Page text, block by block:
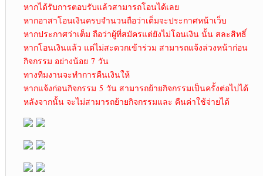
หากได้รับการตอบรับแล้วสามารถโอนได้เลย
หากอาสาโอนเงินครบจำนวนถือว่าเต็มจะประกาศหน้าเว็บ
หากประกาศว่าเต็ม ถือว่าผู้ที่สมัครแต่ยังไม่โอนเงิน นั้น สละสิทธิ์
หากโอนเงินแล้ว แต่ไม่สะดวกเข้าร่วม สามารถแจ้งล่วงหน้าก่อน
กิจกรรม อย่างน้อย 7 วัน
ทางทีมงานจะทำการคืนเงินให้
หากแจ้งก่อนกิจกรรม 5 วัน สามารถย้ายกิจกรรมเป็นครั้งต่อไปได้
หลังจากนั้น จะไม่สามารถย้ายกิจกรรมและ คืนค่าใช้จ่ายได้